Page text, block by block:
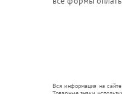
Вся информация на сайте